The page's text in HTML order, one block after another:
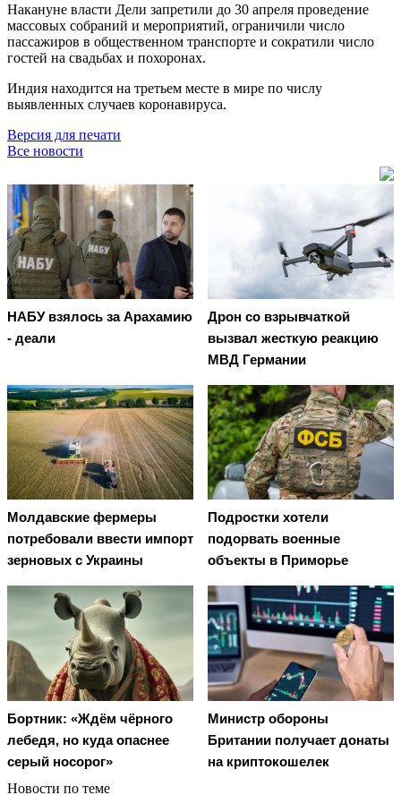
Накануне власти Дели запретили до 30 апреля проведение
массовых собраний и мероприятий, ограничили число
пассажиров в общественном транспорте и сократили число
гостей на свадьбах и похоронах.
Индия находится на третьем месте в мире по числу
выявленных случаев коронавируса.
Версия для печати
Все новости
НАБУ взялось за Арахамию
- деали
Дрон со взрывчаткой
вызвал жесткую реакцию
МВД Германии
Молдавские фермеры
потребовали ввести импорт
зерновых с Украины
Подростки хотели
подорвать военные
объекты в Приморье
Бортник: «Ждём чёрного
лебедя, но куда опаснее
серый носорог»
Министр обороны
Британии получает донаты
на криптокошелек
Новости по теме